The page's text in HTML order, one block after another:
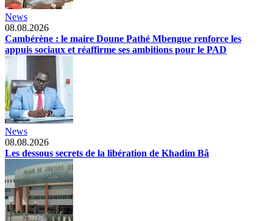
News
08.08.2026
Cambérène : le maire Doune Pathé Mbengue renforce les
appuis sociaux et réaffirme ses ambitions pour le PAD
News
08.08.2026
Les dessous secrets de la libération de Khadim Bâ